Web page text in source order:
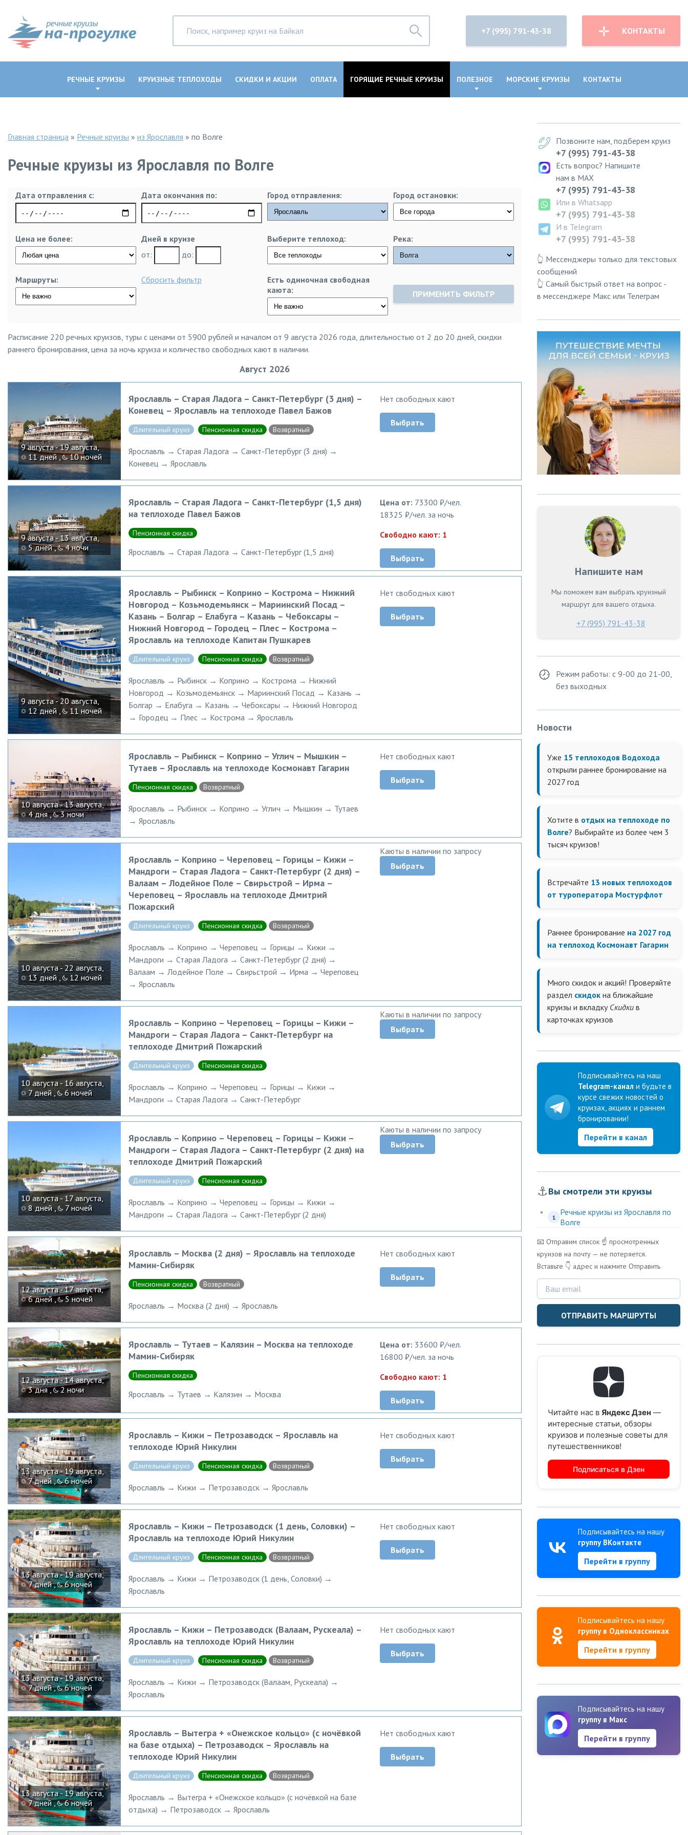
+7 (995) 791-43-38 КОНТАКТЫ
РЕЧНЫЕ КРУИЗЫ КРУИЗНЫЕ ТЕПЛОХОДЫ СКИДКИ И АКЦИИ ОПЛАТА ГОРЯЩИЕ РЕЧНЫЕ КРУИЗЫ ПОЛЕЗНОЕ МОРСКИЕ КРУИЗЫ КОНТАКТЫ
Главная страница » Речные круизы » из Ярославля » по Волге
Речные круизы из Ярославля по Волге
Дата отправления с: Дата окончания по: Город отправления: Город остановки:
Цена не более:
Дней в круизе
от:
до:
Выберите теплоход: Река:
Маршруты: Сбросить фильтр
Есть одиночная свободная
каюта:
ПРИМЕНИТЬ ФИЛЬТР
Расписание 220 речных круизов, туры с ценами от 5900 рублей и началом от 9 августа 2026 года, длительностью от 2 до 20 дней, скидки
раннего бронирования, цена за ночь круиза и количество свободных кают в наличии.
Август 2026
9 августа - 19 августа,
11 дней , 10 ночей
Ярославль – Старая Ладога – Санкт-Петербург (3 дня) –
Коневец – Ярославль на теплоходе Павел Бажов
Длительный круиз Пенсионная скидка Возвратный
Ярославль → Старая Ладога → Санкт-Петербург (3 дня) →
Коневец → Ярославль
Нет свободных кают
Выбрать
9 августа - 13 августа,
5 дней , 4 ночи
Ярославль – Старая Ладога – Санкт-Петербург (1,5 дня)
на теплоходе Павел Бажов
Пенсионная скидка
Ярославль → Старая Ладога → Санкт-Петербург (1,5 дня)
Цена от: 73300 ₽/чел.
18325 ₽/чел. за ночь
Свободно кают: 1
Выбрать
9 августа - 20 августа,
12 дней , 11 ночей
Ярославль – Рыбинск – Коприно – Кострома – Нижний
Новгород – Козьмодемьянск – Мариинский Посад –
Казань – Болгар – Елабуга – Казань – Чебоксары –
Нижний Новгород – Городец – Плес – Кострома –
Ярославль на теплоходе Капитан Пушкарев
Длительный круиз Пенсионная скидка Возвратный
Ярославль → Рыбинск → Коприно → Кострома → Нижний
Новгород → Козьмодемьянск → Мариинский Посад → Казань →
Болгар → Елабуга → Казань → Чебоксары → Нижний Новгород
→ Городец → Плес → Кострома → Ярославль
Нет свободных кают
Выбрать
10 августа - 13 августа,
4 дня , 3 ночи
Ярославль – Рыбинск – Коприно – Углич – Мышкин –
Тутаев – Ярославль на теплоходе Космонавт Гагарин
Пенсионная скидка Возвратный
Ярославль → Рыбинск → Коприно → Углич → Мышкин → Тутаев
→ Ярославль
Нет свободных кают
Выбрать
10 августа - 22 августа,
13 дней ,
12 ночей
Ярославль – Коприно – Череповец – Горицы – Кижи –
Мандроги – Старая Ладога – Санкт-Петербург (2 дня) –
Валаам – Лодейное Поле – Свирьстрой – Ирма –
Череповец – Ярославль на теплоходе Дмитрий
Пожарский
Длительный круиз Пенсионная скидка Возвратный
Ярославль → Коприно → Череповец → Горицы → Кижи →
Мандроги → Старая Ладога → Санкт-Петербург (2 дня) →
Валаам → Лодейное Поле → Свирьстрой → Ирма → Череповец
→ Ярославль
Каюты в наличии по запросу
Выбрать
10 августа - 16 августа,
7 дней ,
6 ночей
Ярославль – Коприно – Череповец – Горицы – Кижи –
Мандроги – Старая Ладога – Санкт-Петербург на
теплоходе Дмитрий Пожарский
Длительный круиз Пенсионная скидка
Ярославль → Коприно → Череповец → Горицы → Кижи →
Мандроги → Старая Ладога → Санкт-Петербург
Каюты в наличии по запросу
Выбрать
10 августа - 17 августа,
8 дней , 7 ночей
Ярославль – Коприно – Череповец – Горицы – Кижи –
Мандроги – Старая Ладога – Санкт-Петербург (2 дня) на
теплоходе Дмитрий Пожарский
Длительный круиз Пенсионная скидка
Ярославль → Коприно → Череповец → Горицы → Кижи →
Мандроги → Старая Ладога → Санкт-Петербург (2 дня)
Каюты в наличии по запросу
Выбрать
12 августа - 17 августа,
6 дней , 5 ночей
Ярославль – Москва (2 дня) – Ярославль на теплоходе
Мамин-Сибиряк
Пенсионная скидка Возвратный
Ярославль → Москва (2 дня) → Ярославль
Нет свободных кают
Выбрать
12 августа - 14 августа,
3 дня , 2 ночи
Ярославль – Тутаев – Калязин – Москва на теплоходе
Мамин-Сибиряк
Пенсионная скидка
Ярославль → Тутаев → Калязин → Москва
Цена от: 33600 ₽/чел.
16800 ₽/чел. за ночь
Свободно кают: 1
Выбрать
13 августа - 19 августа,
7 дней , 6 ночей
Ярославль – Кижи – Петрозаводск – Ярославль на
теплоходе Юрий Никулин
Длительный круиз Пенсионная скидка Возвратный
Ярославль → Кижи → Петрозаводск → Ярославль
Нет свободных кают
Выбрать
13 августа - 19 августа,
7 дней , 6 ночей
Ярославль – Кижи – Петрозаводск (1 день, Соловки) –
Ярославль на теплоходе Юрий Никулин
Длительный круиз Пенсионная скидка Возвратный
Ярославль → Кижи → Петрозаводск (1 день, Соловки) →
Ярославль
Нет свободных кают
Выбрать
13 августа - 19 августа,
7 дней , 6 ночей
Ярославль – Кижи – Петрозаводск (Валаам, Рускеала) –
Ярославль на теплоходе Юрий Никулин
Длительный круиз Пенсионная скидка Возвратный
Ярославль → Кижи → Петрозаводск (Валаам, Рускеала) →
Ярославль
Нет свободных кают
Выбрать
13 августа - 19 августа,
7 дней , 6 ночей
Ярославль – Вытегра + «Онежское кольцо» (с ночёвкой
на базе отдыха) – Петрозаводск – Ярославль на
теплоходе Юрий Никулин
Длительный круиз Пенсионная скидка Возвратный
Ярославль → Вытегра + «Онежское кольцо» (с ночёвкой на базе
отдыха) → Петрозаводск → Ярославль
Нет свободных кают
Выбрать
Позвоните нам, подберем круиз
+7 (995) 791-43-38
Есть вопрос? Напишите
нам в MAX
+7 (995) 791-43-38
Или в Whatsapp
+7 (995) 791-43-38
И в Telegram
+7 (995) 791-43-38
👆 Мессенджеры только для текстовых
сообщений
👆 Самый быстрый ответ на вопрос -
в мессенджере Макс или Телеграм
Напишите нам
Мы поможем вам выбрать круизный
маршрут для вашего отдыха.
+7 (995) 791-43-38
Режим работы: с 9-00 до 21-00,
без выходных
Новости
Уже 15 теплоходов Водохода
открыли раннее бронирование на
2027 год
Хотите в отдых на теплоходе по
Волге? Выбирайте из более чем 3
тысяч круизов!
Встречайте 13 новых теплоходов
от туроператора Мостурфлот
Раннее бронирование на 2027 год
на теплоход Космонавт Гагарин
Много скидок и акций! Проверяйте
раздел скидок на ближайшие
круизы и вкладку Скидки в
карточках круизов
Подписывайтесь на наш
Telegram-канал и будьте в
курсе свежих новостей о
круизах, акциях и раннем
бронировании!
Перейти в канал
⚓Вы смотрели эти круизы
1
Речные круизы из Ярославля по
Волге
📧 Отправим список ☝️ просмотренных
круизов на почту — не потеряется.
Вставьте 👇 адрес и нажмите Отправить
ОТПРАВИТЬ МАРШРУТЫ
Читайте нас в Яндекс Дзен —
интересные статьи, обзоры
круизов и полезные советы для
путешественников!
Подписаться в Дзен
Подписывайтесь на нашу
группу ВКонтакте
Перейти в группу
Подписывайтесь на нашу
группу в Одноклассниках
Перейти в группу
Подписывайтесь на нашу
группу в Макс
Перейти в группу